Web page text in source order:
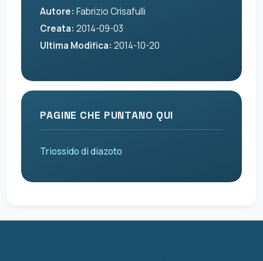
Autore: Fabrizio Crisafulli
Creata: 2014-09-03
Ultima Modifica: 2014-10-20
PAGINE CHE PUNTANO QUI
Triossido di diazoto